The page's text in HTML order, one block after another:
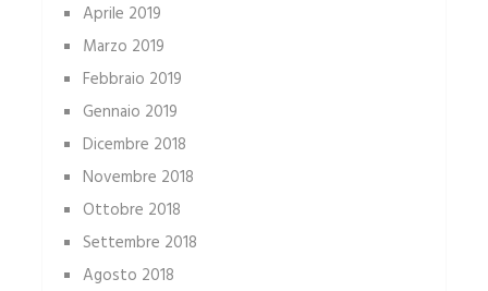
Aprile 2019
Marzo 2019
Febbraio 2019
Gennaio 2019
Dicembre 2018
Novembre 2018
Ottobre 2018
Settembre 2018
Agosto 2018